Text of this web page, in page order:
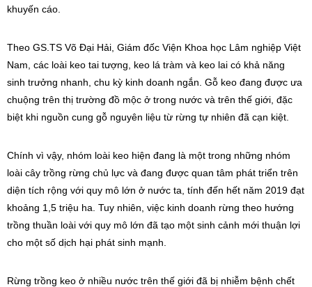
khuyến cáo.
Theo GS.TS Võ Đại Hải , Giám đốc Viện Khoa học Lâm nghiệp Việt
Nam, các loài keo tai tượng , keo lá tràm và keo lai có khả năng
sinh trưởng nhanh, chu kỳ kinh doanh ngắn. Gỗ keo đang được ưa
chuộng trên thị trường đồ mộc ở trong nước và trên thế giới, đặc
biệt khi nguồn cung gỗ nguyên liệu từ rừng tự nhiên đã cạn kiệt.
Chính vì vậy, nhóm loài keo hiện đang là một trong những nhóm
loài cây trồng rừng chủ lực và đang được quan tâm phát triển trên
diện tích rộng với quy mô lớn ở nước ta, tính đến hết năm 2019 đạt
khoảng 1,5 triệu ha. Tuy nhiên, việc kinh doanh rừng theo hướng
trồng thuần loài với quy mô lớn đã tạo một sinh cảnh mới thuận lợi
cho một số dịch hại phát sinh mạnh.
Rừng trồng keo ở nhiều nước trên thế giới đã bị nhiễm bệnh chết